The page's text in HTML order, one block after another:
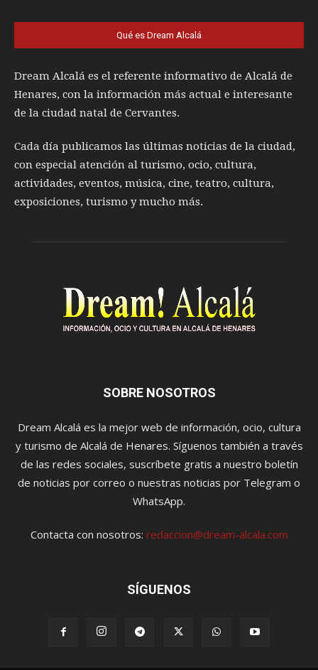
Qué es Dream Alcalá
Dream Alcalá es el referente informativo de Alcalá de
Henares, con la información más actual e interesante
de la ciudad natal de Cervantes.
Cada día publicamos las últimas noticias de la ciudad,
con especial atención al turismo, ocio, cultura,
actividades, eventos, música, cine, teatro, cultura,
exposiciones, turismo y mucho más.
SOBRE NOSOTROS
Dream Alcalá es la mejor web de información, ocio, cultura
y turismo de Alcalá de Henares. Síguenos también a través
de las redes sociales, suscríbete gratis a nuestro boletín
de noticias por correo o nuestras noticias por Telegram o
WhatsApp.
Contacta con nosotros: redaccion@dream-alcala.com
SÍGUENOS